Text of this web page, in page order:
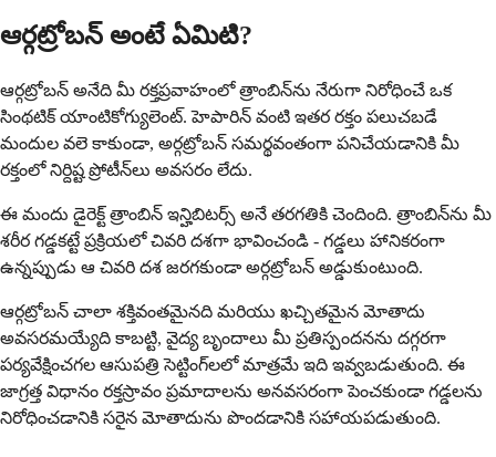
ఆర్గట్రోబన్ అంటే ఏమిటి?
ఆర్గట్రోబన్ అనేది మీ రక్తప్రవాహంలో త్రాంబిన్‌ను నేరుగా నిరోధించే ఒక
సింథటిక్ యాంటికోగ్యులెంట్. హెపారిన్ వంటి ఇతర రక్తం పలుచబడే
మందుల వలె కాకుండా, అర్గట్రోబన్ సమర్థవంతంగా పనిచేయడానికి మీ
రక్తంలో నిర్దిష్ట ప్రోటీన్‌లు అవసరం లేదు.
ఈ మందు డైరెక్ట్ త్రాంబిన్ ఇన్హిబిటర్స్ అనే తరగతికి చెందింది. త్రాంబిన్‌ను మీ
శరీర గడ్డకట్టే ప్రక్రియలో చివరి దశగా భావించండి - గడ్డలు హానికరంగా
ఉన్నప్పుడు ఆ చివరి దశ జరగకుండా అర్గట్రోబన్ అడ్డుకుంటుంది.
ఆర్గట్రోబన్ చాలా శక్తివంతమైనది మరియు ఖచ్చితమైన మోతాదు
అవసరమయ్యేది కాబట్టి, వైద్య బృందాలు మీ ప్రతిస్పందనను దగ్గరగా
పర్యవేక్షించగల ఆసుపత్రి సెట్టింగ్‌లలో మాత్రమే ఇది ఇవ్వబడుతుంది. ఈ
జాగ్రత్త విధానం రక్తస్రావం ప్రమాదాలను అనవసరంగా పెంచకుండా గడ్డలను
నిరోధించడానికి సరైన మోతాదును పొందడానికి సహాయపడుతుంది.